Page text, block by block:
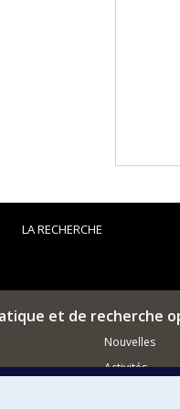
LA RECHERCHE
et de recherche
Nouvelles
Activités